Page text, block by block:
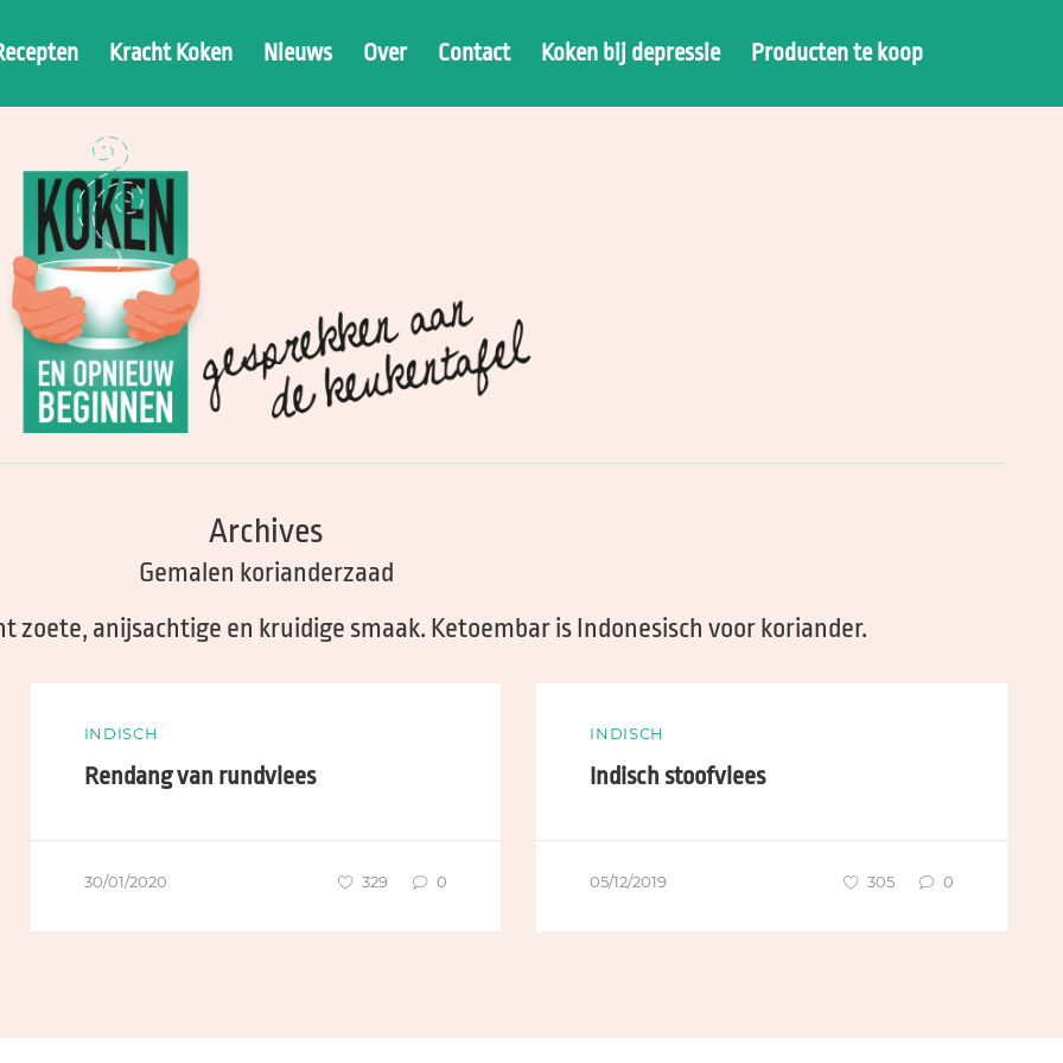
Kracht Koken Nieuws Over Contact Koken bij depressie Producten te koop
Archives
Gemalen korianderzaad
zoete, anijsachtige en kruidige smaak. Ketoembar is Indonesisch voor koriander.
INDISCH
Rendang van rundvlees
30/01/2020 329 0
INDISCH
Indisch stoofvlees
05/12/2019 305 0